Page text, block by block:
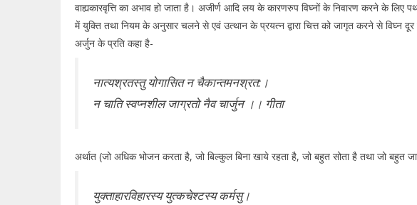
वाह्यकारवृत्ति का अभाव हो जाता है। अजीर्ण आदि लय के कारणरुप विघ्नों के निवारण करने के
में युक्ति तथा नियम के अनुसार चलने से एवं उत्थान के प्रयत्न द्वारा चित्त को जागृत करने से विघ्न
अर्जुन के प्रति कहा है-
नात्यश्रतस्तु योगासित न चैकान्तमनश्रत:।
न चाति स्वप्नशील जाग्रतो नैव चार्जुन ।। गीता
अर्थात (जो अधिक भोजन करता है, जो बिल्कुल बिना खाये रहता है, जो बहुत सोता है तथा जो बहुत
युक्ताहारविहारस्य युत्कचेश्टस्य कर्मसु।